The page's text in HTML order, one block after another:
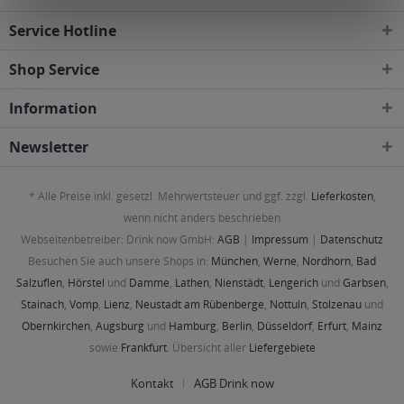
Service Hotline
Shop Service
Information
Newsletter
* Alle Preise inkl. gesetzl. Mehrwertsteuer und ggf. zzgl. Lieferkosten,
wenn nicht anders beschrieben
Webseitenbetreiber: Drink now GmbH: AGB | Impressum | Datenschutz
Besuchen Sie auch unsere Shops in: München, Werne, Nordhorn, Bad
Salzuflen, Hörstel und Damme, Lathen, Nienstädt, Lengerichund Garbsen,
Stainach, Vomp, Lienz, Neustadt am Rübenberge, Nottuln, Stolzenau und
Obernkirchen, Augsburg und Hamburg, Berlin, Düsseldorf, Erfurt, Mainz
sowie Frankfurt. Übersicht aller Liefergebiete
Kontakt AGB Drink now